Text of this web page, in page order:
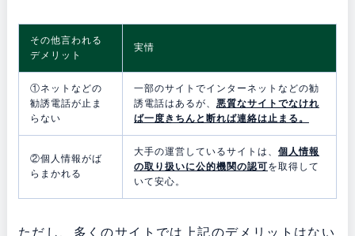
その他言われる
デメリット
実情
①ネットなどの
勧誘電話が止ま
らない
一部のサイトでインターネットなどの勧
誘電話はあるが、 悪質なサイトでなけれ
ば一度きちんと断れば連絡は止まる。
②個人情報がば
らまかれる
大手の運営しているサイトは、 個人情報
の取り扱いに公的機関の認可を取得して
いて安心。
ただし、多くのサイトでは上記のデメリットはない